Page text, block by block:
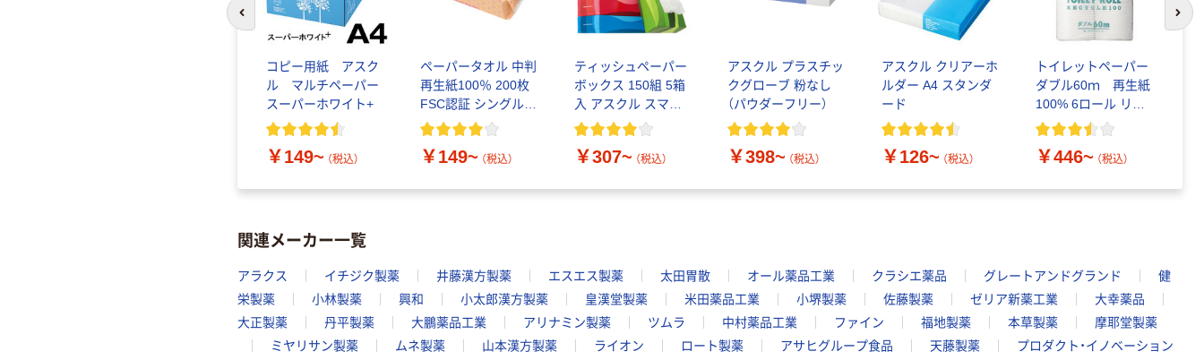
コピー用紙 アスク
ル マルチペーパー
スーパーホワイト+
￥149~ （税込）
ペーパータオル 中判
再生紙100％ 200枚
FSC認証 シングル
大王製紙共同企画 オ
￥149~ （税込）
ティッシュペーパー
ボックス 150組 5箱
入 アスクル スマー
トコンパクト ビビ
￥307~ （税込）
アスクル プラスチッ
クグローブ 粉なし
（パウダーフリー）
￥398~ （税込）
アスクル クリアーホ
ルダー A4 スタンダ
ード
￥126~ （税込）
トイレットペーパー
ダブル60ｍ 再生紙
100% 6ロール リサ
イクル100 芯あり
￥446~ （税込）
前のスライドへ 次
関連メーカー一覧
アラクス イチジク製薬 井藤漢方製薬 エスエス製薬 太田胃散 オール薬品工業 クラシエ薬品 グレートアンドグランド
健
栄製薬
小林製薬 興和 小太郎漢方製薬 皇漢堂製薬 米田薬品工業 小堺製薬 佐藤製薬 ゼリア新薬工業
大幸薬品
大正製薬
丹平製薬 大鵬薬品工業 アリナミン製薬 ツムラ 中村薬品工業 ファイン 福地製薬 本草製薬
摩耶堂製薬
ミヤリサン製薬
ムネ製薬 山本漢方製薬 ライオン ロート製薬 アサヒグループ食品 天藤製薬 プロダクト・イノベーション